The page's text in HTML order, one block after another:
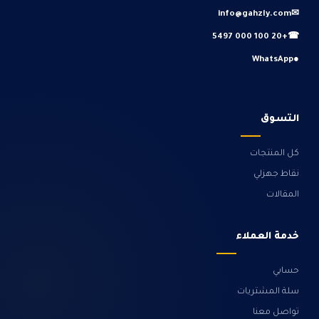
✉
info@gahzly.com
☎
+20 100 000 5497
●
WhatsApp
التسوق
كل المنتجات
نقاط جهزلي
المقالات
خدمة العملاء
حسابي
سلة المشتريات
تواصل معنا